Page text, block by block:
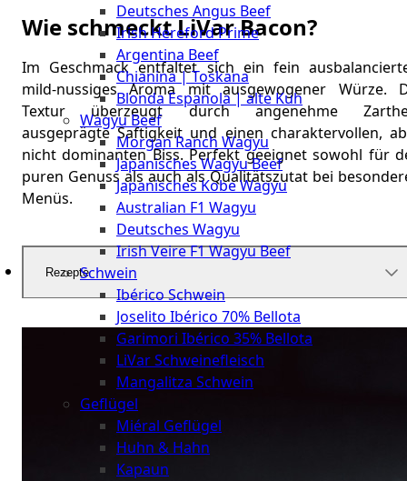
Stuttgart
Deutsches Angus Beef
Irish Hereford Prime
Argentina Beef
Chianina | Toskana
Blonda Espanola | alte Kuh
Wagyu Beef
Morgan Ranch Wagyu
Japanisches Wagyu Beef
Japanisches Kobe Wagyu
Australian F1 Wagyu
Deutsches Wagyu
Irish Veire F1 Wagyu Beef
Schwein
Ibérico Schwein
Joselito Ibérico 70% Bellota
Garimori Ibérico 35% Bellota
LiVar Schweinefleisch
Mangalitza Schwein
Geflügel
Miéral Geflügel
Huhn & Hahn
Kapaun
Wie schmeckt LiVar Bacon?
Im Geschmack entfaltet sich ein fein
mild-nussiges Aroma mit ausgewogener Würze.
Textur überzeugt durch angenehme
ausgeprägte Saftigkeit und einen charaktervollen,
nicht dominanten Biss. Perfekt geeignet sowohl für
puren Genuss als auch als Qualitätszutat bei
Menüs.
Rezepte